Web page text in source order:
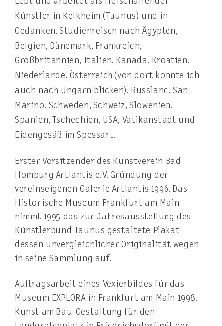
Künstler in Kelkheim (Taunus) und in
Gedanken. Studienreisen nach Ägypten,
Belgien, Dänemark, Frankreich,
Großbritannien, Italien, Kanada, Kroatien,
Niederlande, Österreich (von dort konnte ich
auch nach Ungarn blicken), Russland, San
Marino, Schweden, Schweiz, Slowenien,
Spanien, Tschechien, USA, Vatikanstadt und
Eidengesäß im Spessart.
Erster Vorsitzender des Kunstverein Bad
Homburg Artlantis e.V. Gründung der
vereinseigenen Galerie Artlantis 1996. Das
Historische Museum Frankfurt am Main
nimmt 1995 das zur Jahresausstellung des
Künstlerbund Taunus gestaltete Plakat
dessen unvergleichlicher Originalität wegen
in seine Sammlung auf.
Auftragsarbeit eines Vexierbildes für das
Museum EXPLORA in Frankfurt am Main 1998.
Kunst am Bau-Gestaltung für den